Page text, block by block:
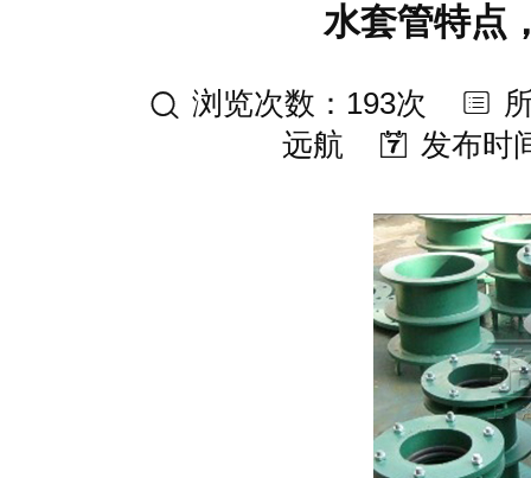
水套管特点
浏览次数：193次
远航
发布时